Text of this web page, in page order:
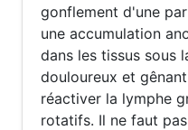
gonflement d'une
une accumulation
dans les tissus sous
douloureux et
réactiver la lymphe
rotatifs. Il ne faut